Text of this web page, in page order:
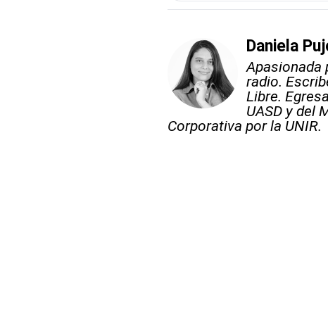
Daniela
Apasionada
radio.
Libre.
UASD y del
Corporativa por la UNIR.